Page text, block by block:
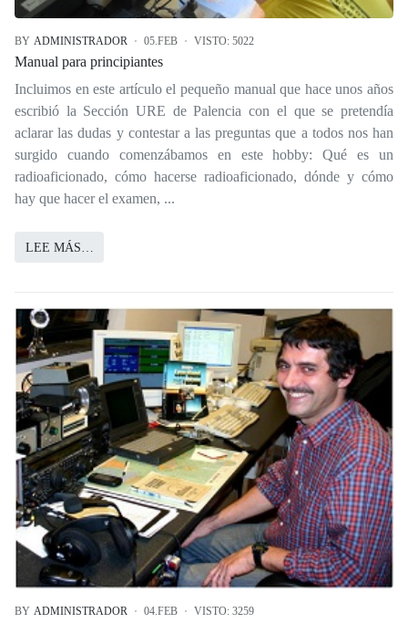
BY ADMINISTRADOR 05.FEB VISTO: 5022
Manual para principiantes
Incluimos en este artículo el pequeño manual que hace unos años
escribió la Sección URE de Palencia con el que se pretendía
aclarar las dudas y contestar a las preguntas que a todos nos han
surgido cuando comenzábamos en este hobby: Qué es un
radioaficionado, cómo hacerse radioaficionado, dónde y cómo
hay que hacer el examen, ...
LEE MÁS…
BY ADMINISTRADOR 04.FEB VISTO: 3259